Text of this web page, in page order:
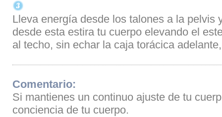
Lleva energía desde los talones a la pelvis
desde esta estira tu cuerpo elevando el
al techo, sin echar la caja torácica
Comentario:
Si mantienes un continuo ajuste de tu
conciencia de tu cuerpo.